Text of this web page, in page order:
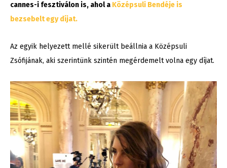
cannes-i fesztiválon is, ahol a Középsuli Bendéje is
bezsebelt egy díjat.
Az egyik helyezett mellé sikerült beállnia a Középsuli
Zsófijának, aki szerintünk szintén megérdemelt volna egy díjat.